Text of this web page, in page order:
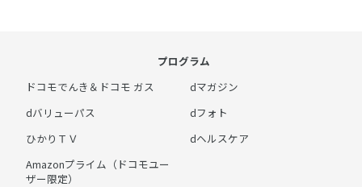
プログラム
ドコモでんき＆ドコモ ガス
dバリューパス
ひかりＴＶ
Amazonプライム（ドコモユー
ザー限定）
dマガジン
dフォト
dヘルスケア